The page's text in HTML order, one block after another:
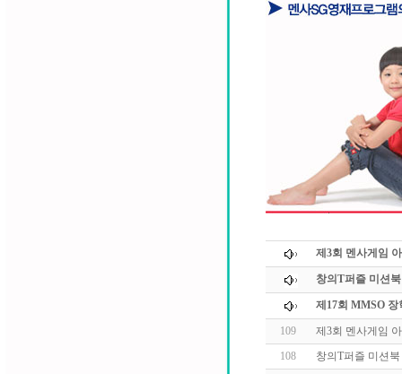
제3회 멘사게임
창의T퍼즐 미션북
제17회 MMSO 장
109
제3회 멘사게임
108
창의T퍼즐 미션북